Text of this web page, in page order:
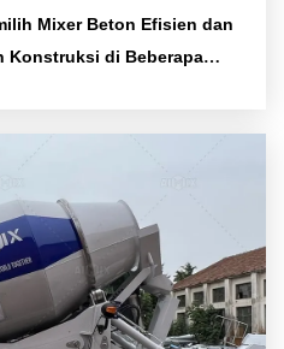
Mixer Beton Efisien dan
Konstruksi di Beberapa